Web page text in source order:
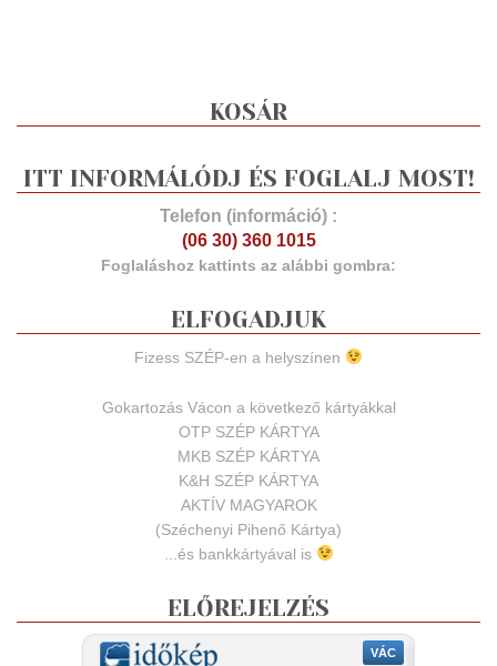
KOSÁR
ITT INFORMÁLÓDJ ÉS FOGLALJ MOST!
Telefon (információ) :
(06 30) 360 1015
Foglaláshoz kattints az alábbi gombra:
ELFOGADJUK
Fizess SZÉP-en a helyszínen
Gokartozás Vácon a következő kártyákkal
OTP SZÉP KÁRTYA
MKB SZÉP KÁRTYA
K&H SZÉP KÁRTYA
AKTÍV MAGYAROK
(Széchenyi Pihenő Kártya)
...és bankkártyával is
ELŐREJELZÉS